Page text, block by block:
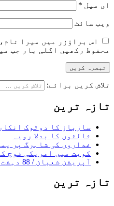
ای میل *
ویب‌ سائٹ
اس براؤزر میں میرا
محفوظ رکھیں اگلی بار جب
تلاش کریں برائے:
تازہ ترین
سازباز کا دوٹوک انکار
ثالثوں کا بدلا رویہ
غداروں کی شاہرگ پر
کویت میں امریکی فوج
آپریشن شعبان / 88 دہشت گرد ہلاک
تازہ ترین